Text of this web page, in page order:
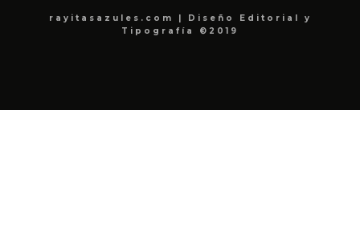
rayitasazules.com | Diseño Editorial y
Tipografía ©2019